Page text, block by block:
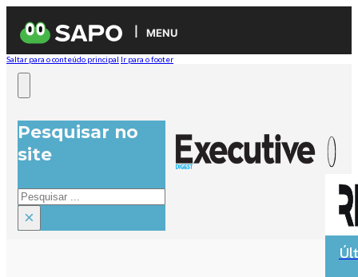
MENU
Saltar para o conteúdo principal Ir para o footer
Pesquisar no
site
Pesquisar
×